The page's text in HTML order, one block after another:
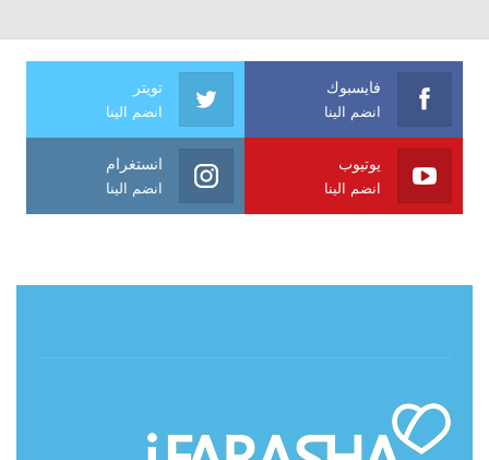
فايسبوك
انضم الينا
تويتر
انضم الينا
يوتيوب
انضم الينا
انستغرام
انضم الينا